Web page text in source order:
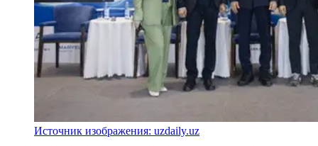
Источник изображения: uzdaily.uz